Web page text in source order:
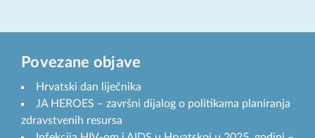
Povezane objave
Hrvatski dan liječnika
JA HEROES – završni dijalog o politikama planiranja
zdravstvenih resursa